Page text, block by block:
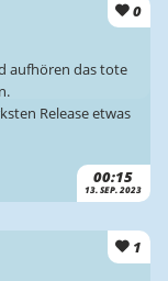
0
00:15
13. SEP. 2023
aufhören das tote
Release etwas
1